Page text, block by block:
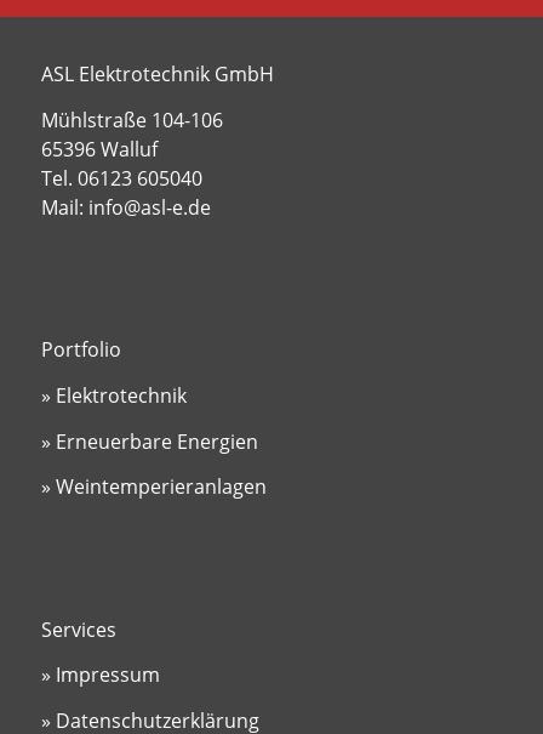
ASL Elektrotechnik GmbH
Mühlstraße 104-106
65396 Walluf
Tel. 06123 605040
Mail: info@asl-e.de
Portfolio
» Elektrotechnik
» Erneuerbare Energien
» Weintemperieranlagen
Services
» Impressum
» Datenschutzerklärung